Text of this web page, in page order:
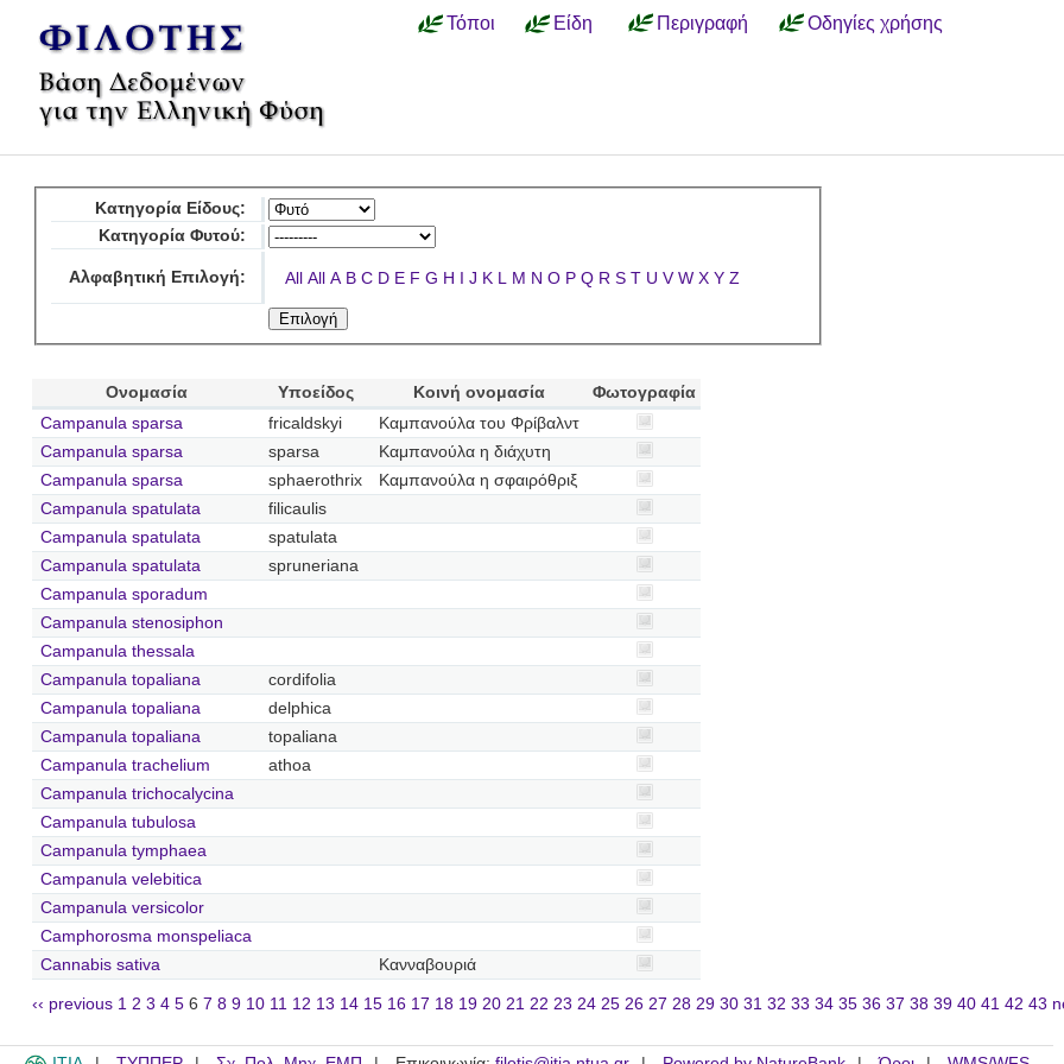
Τόποι Είδη Περιγραφή Οδηγίες χρήσης
Κατηγορία Είδους:
Κατηγορία Φυτού:
Αλφαβητική Επιλογή: All All A B C D E F G H I J K L M N O P Q R S T U V W X Y Z
Ονομασία Υποείδος Κοινή ονομασία
Φωτογραφία
Campanula sparsa
fricaldskyi
Καμπανούλα του Φρίβαλντ
Campanula sparsa
sparsa
Καμπανούλα η διάχυτη
Campanula sparsa
sphaerothrix
Καμπανούλα η σφαιρόθριξ
Campanula spatulata
filicaulis
Campanula spatulata
spatulata
Campanula spatulata
spruneriana
Campanula sporadum
Campanula stenosiphon
Campanula thessala
Campanula topaliana
cordifolia
Campanula topaliana
delphica
Campanula topaliana
topaliana
Campanula trachelium
athoa
Campanula trichocalycina
Campanula tubulosa
Campanula tymphaea
Campanula velebitica
Campanula versicolor
Camphorosma monspeliaca
Cannabis sativa
Κανναβουριά
‹‹ previous 1 2 3 4 5 6 7 8 9 10 11 12 13 14 15 16 17 18 19 20 21 22 23 24 25 26 27 28 29 30 31 32 33 34 35 36 37 38 39 40 41 42 43